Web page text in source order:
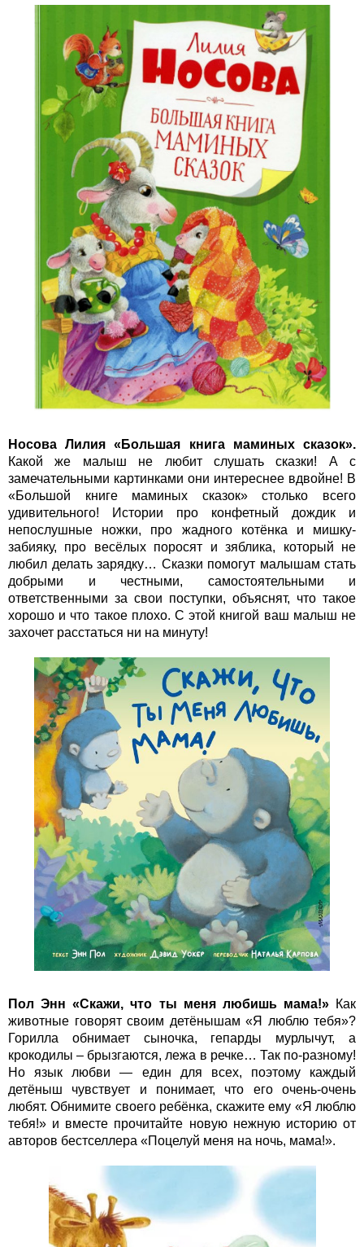
Носова Лилия «Большая книга маминых сказок».
Какой же малыш не любит слушать сказки! А с
замечательными картинками они интереснее вдвойне! В
«Большой книге маминых сказок» столько всего
удивительного! Истории про конфетный дождик и
непослушные ножки, про жадного котёнка и мишку-
забияку, про весёлых поросят и зяблика, который не
любил делать зарядку… Сказки помогут малышам стать
добрыми и честными, самостоятельными и
ответственными за свои поступки, объяснят, что такое
хорошо и что такое плохо. С этой книгой ваш малыш не
захочет расстаться ни на минуту!
Пол Энн «Скажи, что ты меня любишь мама!»Как
животные говорят своим детёнышам «Я люблю тебя»?
Горилла обнимает сыночка, гепарды мурлычут, а
крокодилы – брызгаются, лежа в речке… Так по-разному!
Но язык любви — един для всех, поэтому каждый
детёныш чувствует и понимает, что его очень-очень
любят. Обнимите своего ребёнка, скажите ему «Я люблю
тебя!» и вместе прочитайте новую нежную историю от
авторов бестселлера «Поцелуй меня на ночь, мама!».